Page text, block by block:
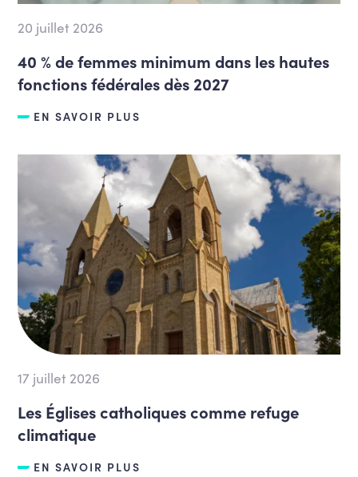
20 juillet 2026
40 % de femmes minimum dans les hautes
fonctions fédérales dès 2027
EN SAVOIR PLUS
17 juillet 2026
Les Églises catholiques comme refuge
climatique
EN SAVOIR PLUS